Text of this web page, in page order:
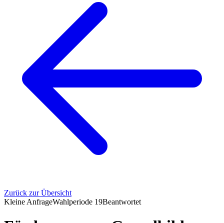
Zurück zur Übersicht
Kleine AnfrageWahlperiode 19Beantwortet